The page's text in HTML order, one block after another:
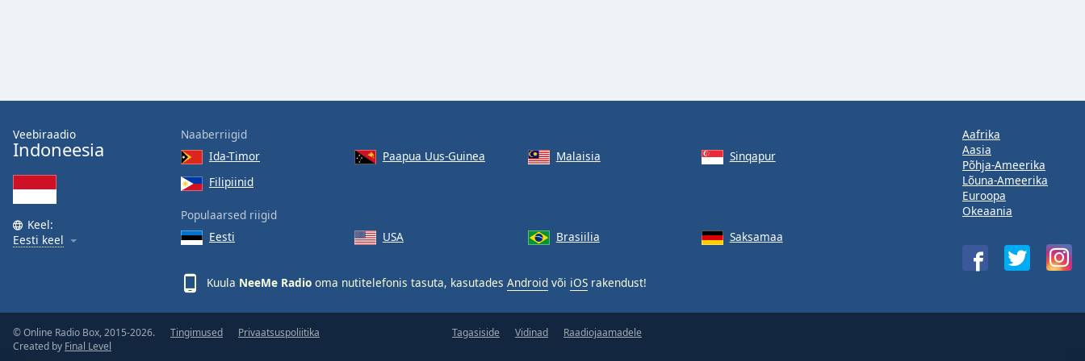
window.
Beginning
cancel
and
Veebiraadio
Indoneesia
Keel:
Eesti keel
Naaberriigid
Ida-Timor
Paapua Uus-Guinea Malaisia
Sinqapur
Filipiinid
Populaarsed riigid
Eesti
USA Brasiilia Saksamaa
Kuula NeeMe Radio oma nutitelefonis tasuta, kasutades Android või iOS rakendust!
Aafrika
Aasia
Põhja-Ameerika
Lõuna-Ameerika
Euroopa
Okeaania
© Online Radio Box, 2015-2026.
Created by Final Level
Tingimused Privaatsuspoliitika Tagasiside Vidinad Raadiojaamadele